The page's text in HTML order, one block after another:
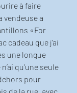
à faire
vendeuse a
«For
cadeau que j’ai
une longue
qu’une seule
pour